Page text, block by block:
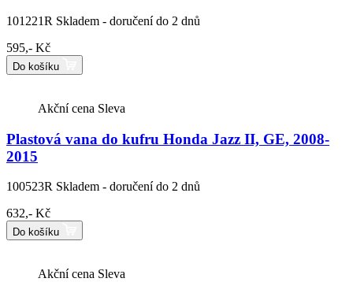
101221R Skladem - doručení do 2 dnů
595,- Kč
Do košíku
Akční cena Sleva
Plastová vana do kufru Honda Jazz II, GE, 2008-
2015
100523R Skladem - doručení do 2 dnů
632,- Kč
Do košíku
Akční cena Sleva